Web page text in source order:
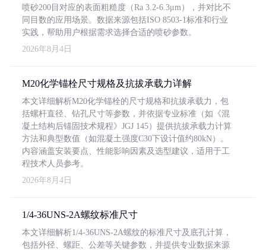
喷砂200目对应的表面粗糙度（Ra 3.2-6.3μm），并对比不
同目数的应用场景。数据来源包括ISO 8503-1标准和行业
实践，帮助用户根据需求选择合适的喷砂参数。
2026年8月4日
M20化学锚栓尺寸规格及抗拔承载力详解
本文详细解析M20化学锚栓的尺寸规格和抗拔承载力，包
括螺杆直径、钻孔尺寸等参数，并依据专业标准（如《混
凝土结构后锚固技术规程》JGJ 145）提供抗拔承载力计算
方法和典型数值（如混凝土强度C30下设计值约80kN）。
内容涵盖安装要点、性能影响因素及选型建议，适用于工
程技术人员参考。
2026年8月4日
1/4-36UNS-2A螺纹标准尺寸
本文详细解析1/4-36UNS-2A螺纹的标准尺寸及底孔计算，
包括外径、螺距、公差等关键参数，并提供专业数据来源